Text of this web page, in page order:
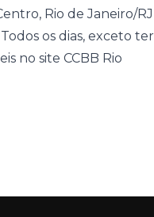
Rio de Janeiro/RJ
Todos os dias, exceto
no site CCBB Rio